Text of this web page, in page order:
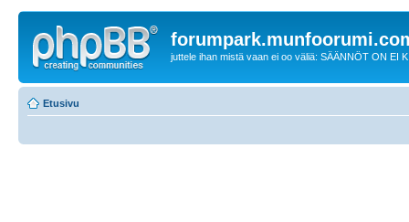
juttele ihan mistä vaan ei oo väliä: SÄÄNNÖT ON EI
Etusivu